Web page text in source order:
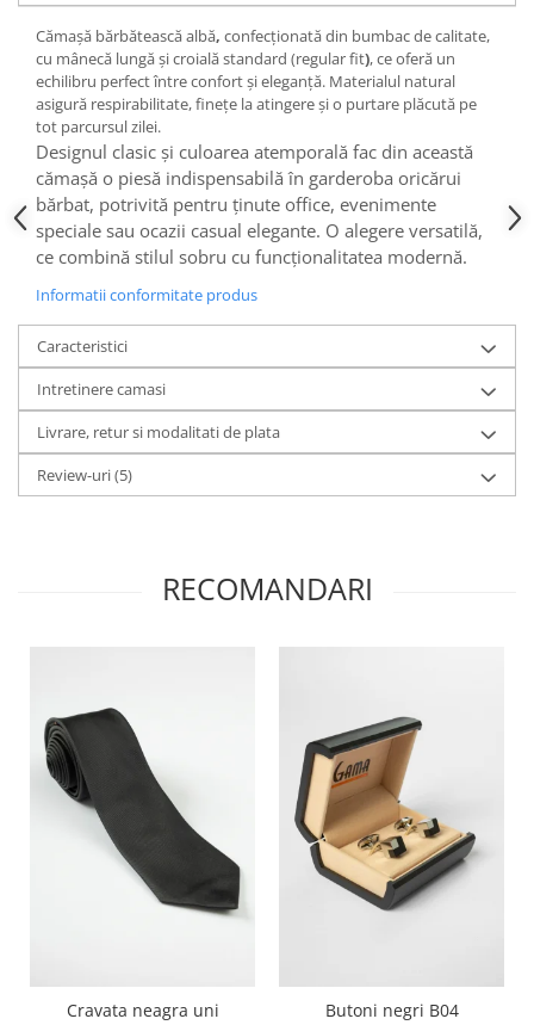
Cămașă bărbătească albă, confecționată din bumbac de calitate,
cu mânecă lungășicroialăstandard (regular fit), ce oferă un
echilibru perfect între confort și eleganță. Materialul natural
asigură respirabilitate,finețe la atingereși o purtare plăcută pe
tot parcursul zilei.
Designul clasic și culoarea atemporală fac din această
cămașă o piesă indispensabilă în garderoba oricărui
bărbat, potrivită pentru ținute office, evenimente
speciale sau ocazii casual elegante. O alegere versatilă,
ce combină stilul sobru cu funcționalitatea modernă.
Informatii conformitate produs
Caracteristici
Intretinere camasi
Livrare, retur si modalitati de plata
Review-uri(5)
RECOMANDARI
Cravata neagra uni
Butoni negri B04